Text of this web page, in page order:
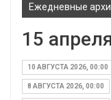
Ежедневные
15
10 АВГУСТА 2026, 00:00
8 АВГУСТА 2026, 00:00